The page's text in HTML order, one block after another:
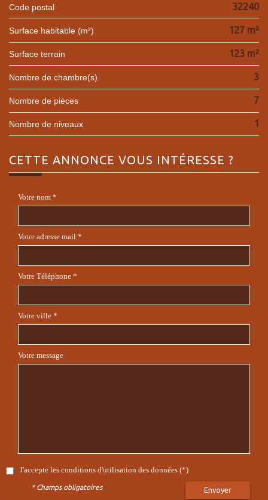
Code postal 32240
Surface habitable (m²) 127 m²
surface terrain 123 m²
Nombre de chambre(s) 3
Nombre de pièces 7
Nombre de niveaux 1
CETTE ANNONCE VOUS INTÉRESSE ?
Votre nom *
Votre adresse mail *
Votre Téléphone *
Votre ville *
Votre message
J'accepte les conditions d'utilisation des données (*)
Envoyer
* Champs obligatoires